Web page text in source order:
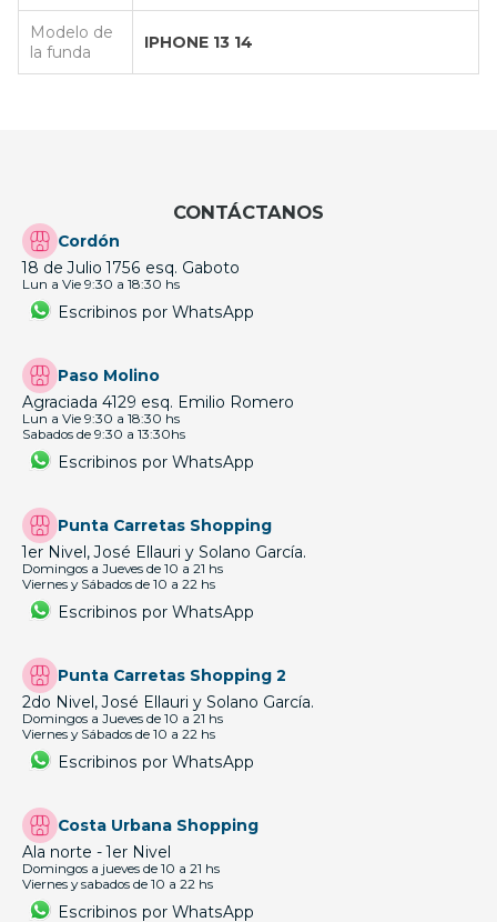
Modelo de
la funda
IPHONE 13 14
CONTÁCTANOS
Cordón
18 de Julio 1756 esq. Gaboto
Lun a Vie 9:30 a 18:30 hs
Escribinos por WhatsApp
Paso Molino
Agraciada 4129 esq. Emilio Romero
Lun a Vie 9:30 a 18:30 hs
Sabados de 9:30 a 13:30hs
Escribinos por WhatsApp
Punta Carretas Shopping
1er Nivel, José Ellauri y Solano García.
Domingos a Jueves de 10 a 21 hs
Viernes y Sábados de 10 a 22 hs
Escribinos por WhatsApp
Punta Carretas Shopping 2
2do Nivel, José Ellauri y Solano García.
Domingos a Jueves de 10 a 21 hs
Viernes y Sábados de 10 a 22 hs
Escribinos por WhatsApp
Costa Urbana Shopping
Ala norte - 1er Nivel
Domingos a jueves de 10 a 21 hs
Viernes y sabados de 10 a 22 hs
Escribinos por WhatsApp